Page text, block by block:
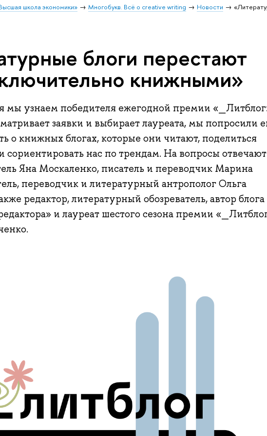
школа экономики» Многобукв. Всё о creative writing Новости
блоги перестают
книжными»
мы узнаем победителя ежегодной премии
заявки и выбирает лауреата, мы попросили
о книжных блогах, которые они читают, поделиться
нас по трендам. На вопросы отвечают
Яна Москаленко, писатель и переводчик Марина
переводчик и литературный антрополог Ольга
редактор, литературный обозреватель, автор блога
и лауреат шестого сезона премии